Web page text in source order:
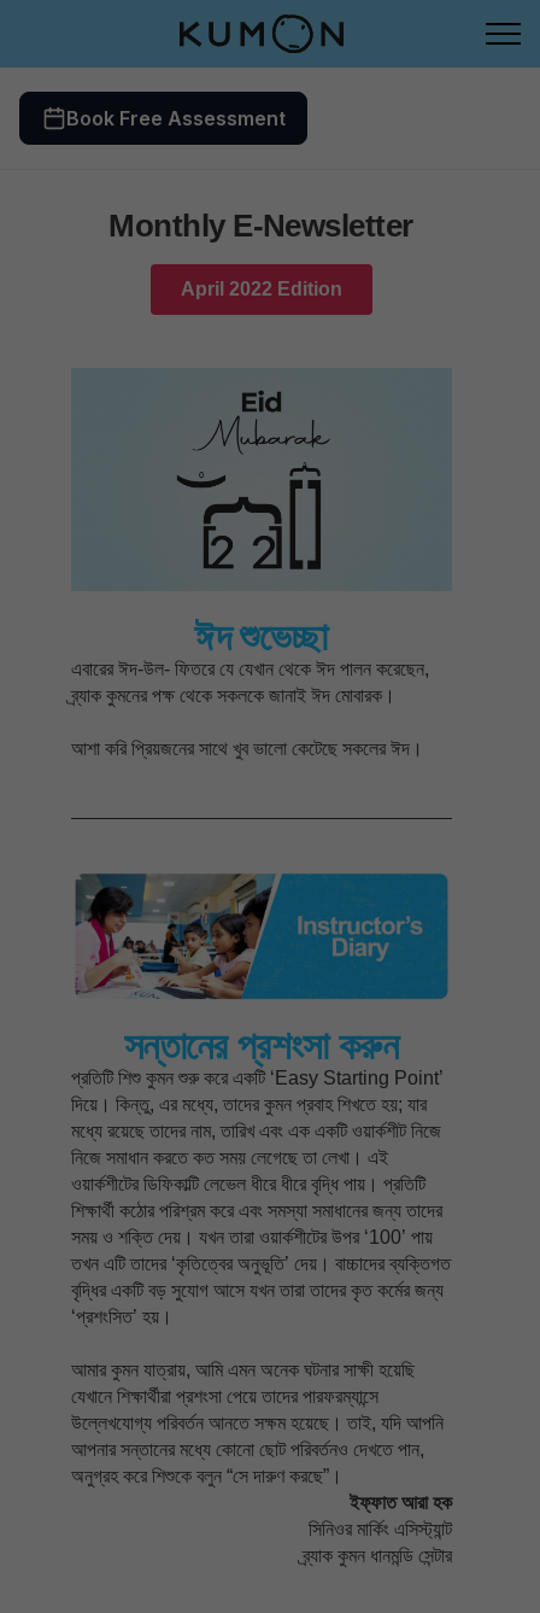
Book Free Assessment
Monthly E-Newsletter
April 2022 Edition
ঈদ শুভেচ্ছা
এবারের ঈদ-উল- ফিতরে যে যেখান থেকে ঈদ পালন করেছেন,
ব্র্যাক কুমনের পক্ষ থেকে সকলকে জানাই ঈদ মোবারক।
আশা করি প্রিয়জনের সাথে খুব ভালো কেটেছে সকলের ঈদ।
সন্তানের প্রশংসা করুন
প্রতিটি শিশু কুমন শুরু করে একটি ‘Easy Starting Point’
দিয়ে। কিন্তু, এর মধ্যে, তাদের কুমন প্রবাহ শিখতে হয়; যার
মধ্যে রয়েছে তাদের নাম, তারিখ এবং এক একটি ওয়ার্কশীট নিজে
নিজে সমাধান করতে কত সময় লেগেছে তা লেখা। এই
ওয়ার্কশীটের ডিফিকাল্টি লেভেল ধীরে ধীরে বৃদ্ধি পায়। প্রতিটি
শিক্ষার্থী কঠোর পরিশ্রম করে এবং সমস্যা সমাধানের জন্য তাদের
সময় ও শক্তি দেয়। যখন তারা ওয়ার্কশীটের উপর ‘100’ পায়
তখন এটি তাদের ‘কৃতিত্বের অনুভূতি’ দেয়। বাচ্চাদের ব্যক্তিগত
বৃদ্ধির একটি বড় সুযোগ আসে যখন তারা তাদের কৃত কর্মের জন্য
‘প্রশংসিত’ হয়।
আমার কুমন যাত্রায়, আমি এমন অনেক ঘটনার সাক্ষী হয়েছি
যেখানে শিক্ষার্থীরা প্রশংসা পেয়ে তাদের পারফরম্যান্সে
উল্লেখযোগ্য পরিবর্তন আনতে সক্ষম হয়েছে। তাই, যদি আপনি
আপনার সন্তানের মধ্যে কোনো ছোট পরিবর্তনও দেখতে পান,
অনুগ্রহ করে শিশুকে বলুন “সে দারুণ করছে”।
ইফ্‌ফাত আরা হক
সিনিওর মার্কিং এসিস্ট্যান্ট
ব্র্যাক কুমন ধানমন্ডি সেন্টার